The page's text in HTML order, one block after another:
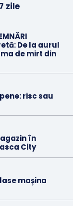
zile
De la aurul
de mirt din
risc sau
în
City
mașina